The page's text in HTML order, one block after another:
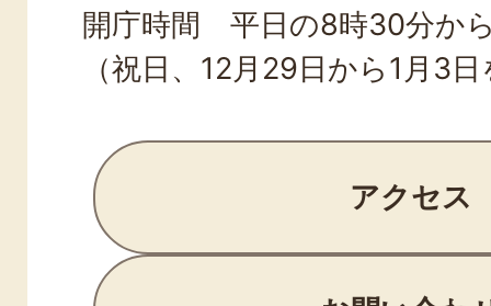
開庁時間 平日の8時30分か
（祝日、12月29日から1月3
アクセス